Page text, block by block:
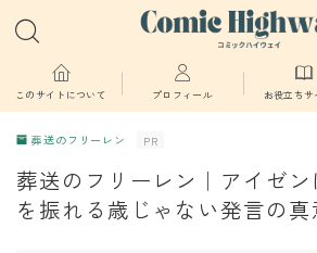
MENU
少年・青年向け
少女・女性向け
このサイトについて プロフィール お役立ちサ
葬送のフリーレン PR
葬送のフリーレン｜アイゼ
を振れる歳じゃない発言の真